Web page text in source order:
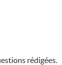
rédigées.